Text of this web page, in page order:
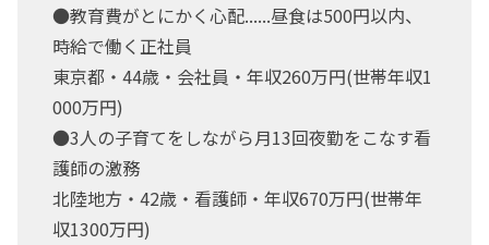
●教育費がとにかく心配......昼食は500円以内、
時給で働く正社員
東京都・44歳・会社員・年収260万円(世帯年収1
000万円)
●3人の子育てをしながら月13回夜勤をこなす看
護師の激務
北陸地方・42歳・看護師・年収670万円(世帯年
収1300万円)